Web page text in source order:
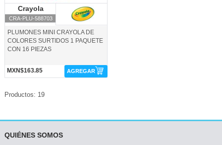
Crayola
CRA-PLU-588703
PLUMONES MINI CRAYOLA DE
COLORES SURTIDOS 1 PAQUETE
CON 16 PIEZAS
MXN$163.85 AGREGAR
Productos: 19
QUIÉNES SOMOS